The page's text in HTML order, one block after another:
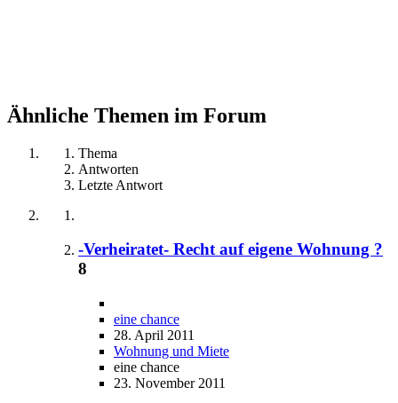
Ähnliche Themen im Forum
Thema
Antworten
Letzte Antwort
-Verheiratet- Recht auf eigene Wohnung ?
8
eine chance
28. April 2011
Wohnung und Miete
eine chance
23. November 2011